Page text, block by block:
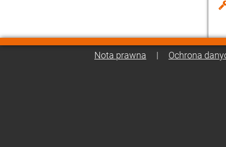
Nota prawna | Ochrona